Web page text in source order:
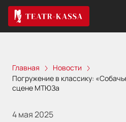
Главная
Новости
Погружение в классику:
сцене МТЮЗа
4 мая 2025